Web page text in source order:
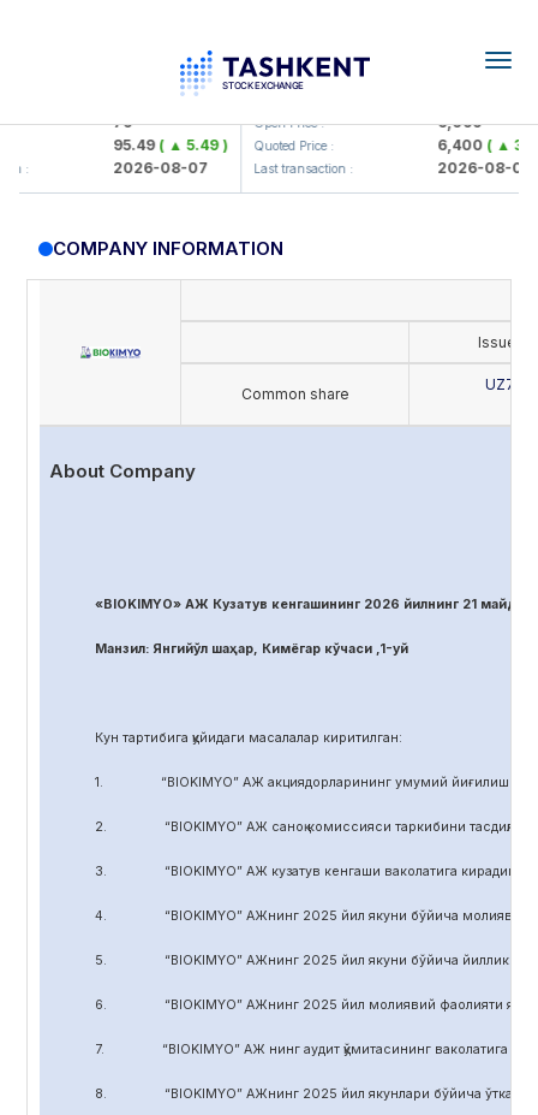
79
95.49( ▲ 5.49 )
2026-08-07
UZMK (<O'zmetkombinat> AJ)
Open Price : 6,099
Quoted Price : 6,400( ▲
Last transaction : 2026-08-07
COMPANY INFORMATION
Issue's
Common share
About Company
«BIOKIMYO» АЖ Кузатув кенгашининг 2026 йилнинг 21
Манзил: Янгийўл шаҳар, Кимёгар кўчаси ,1-уй
Кун тартибига қуйидаги масалалар киритилган:
1. “BIOKIMYO” АЖ акциядорларининг умумий йиғилиши
2. “BIOKIMYO” АЖ саноқ комиссияси таркибини тасдиқлаш.
3. “BIOKIMYO” АЖ кузатув кенгаши ваколатига кирадиган
4. “BIOKIMYO” АЖнинг 2025 йил якуни бўйича молиявий-
5. “BIOKIMYO” АЖнинг 2025 йил якуни бўйича йиллик
6. “BIOKIMYO” АЖнинг 2025 йил молиявий фаолияти якуни
7. “BIOKIMYO” АЖ нинг аудит қўмитасининг ваколатига
8. “BIOKIMYO” АЖнинг 2025 йил якунлари бўйича